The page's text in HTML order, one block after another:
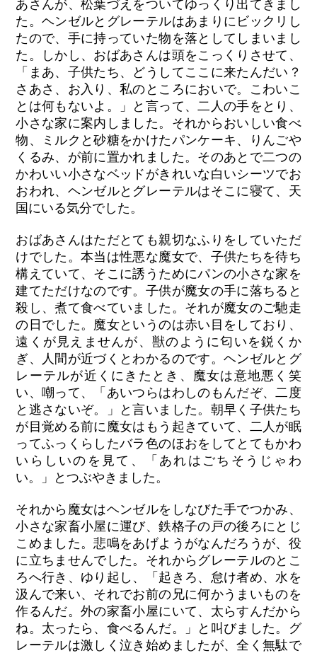
あさんが、松葉づえをついてゆっくり出てきまし
た。ヘンゼルとグレーテルはあまりにビックリし
たので、手に持っていた物を落としてしまいまし
た。しかし、おばあさんは頭をこっくりさせて、
「まあ、子供たち、どうしてここに来たんだい？
さあさ、お入り、私のところにおいで。こわいこ
とは何もないよ。」と言って、二人の手をとり、
小さな家に案内しました。それからおいしい食べ
物、ミルクと砂糖をかけたパンケーキ、りんごや
くるみ、が前に置かれました。そのあとで二つの
かわいい小さなベッドがきれいな白いシーツでお
おわれ、ヘンゼルとグレーテルはそこに寝て、天
国にいる気分でした。
おばあさんはただとても親切なふりをしていただ
けでした。本当は性悪な魔女で、子供たちを待ち
構えていて、そこに誘うためにパンの小さな家を
建てただけなのです。子供が魔女の手に落ちると
殺し、煮て食べていました。それが魔女のご馳走
の日でした。魔女というのは赤い目をしており、
遠くが見えませんが、獣のように匂いを鋭くか
ぎ、人間が近づくとわかるのです。ヘンゼルとグ
レーテルが近くにきたとき、魔女は意地悪く笑
い、嘲って、「あいつらはわしのもんだぞ、二度
と逃さないぞ。」と言いました。朝早く子供たち
が目覚める前に魔女はもう起きていて、二人が眠
ってふっくらしたバラ色のほおをしてとてもかわ
いらしいのを見て、「あれはごちそうじゃわ
い。」とつぶやきました。
それから魔女はヘンゼルをしなびた手でつかみ、
小さな家畜小屋に運び、鉄格子の戸の後ろにとじ
こめました。悲鳴をあげようがなんだろうが、役
に立ちませんでした。それからグレーテルのとこ
ろへ行き、ゆり起し、「起きろ、怠け者め、水を
汲んで来い、それでお前の兄に何かうまいものを
作るんだ。外の家畜小屋にいて、太らすんだから
ね。太ったら、食べるんだ。」と叫びました。グ
レーテルは激しく泣き始めましたが、全く無駄で